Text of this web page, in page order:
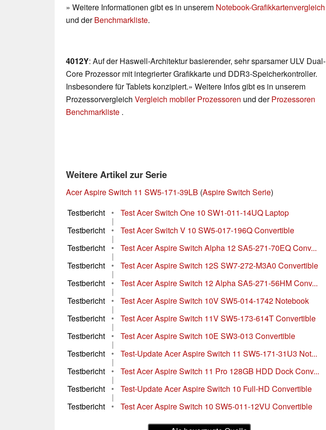
» Weitere Informationen gibt es in unserem Notebook-Grafikkartenvergleich
und derBenchmarkliste.
4012Y: Auf der Haswell-Architektur basierender, sehr sparsamer ULV Dual-
Core Prozessor mit integrierter Grafikkarte und DDR3-Speicherkontroller.
Insbesondere für Tablets konzipiert.» Weitere Infos gibt es in unserem
Prozessorvergleich Vergleich mobiler Prozessoren und derProzessoren
Benchmarkliste .
Weitere Artikel zur Serie
Acer Aspire Switch 11 SW5-171-39LB (Aspire Switch Serie)
Testbericht
• Test Acer Switch One 10 SW1-011-14UQ Laptop
|
Testbericht
• Test Acer Switch V 10 SW5-017-196Q Convertible
|
Testbericht
• Test Acer Aspire Switch Alpha 12 SA5-271-70EQ Conv...
|
Testbericht
• Test Acer Aspire Switch 12S SW7-272-M3A0 Convertible
|
Testbericht
• Test Acer Aspire Switch 12 Alpha SA5-271-56HM Conv...
|
Testbericht
• Test Acer Aspire Switch 10V SW5-014-1742 Notebook
|
Testbericht
• Test Acer Aspire Switch 11V SW5-173-614T Convertible
|
Testbericht
• Test Acer Aspire Switch 10E SW3-013 Convertible
|
Testbericht
• Test-Update Acer Aspire Switch 11 SW5-171-31U3 Not...
|
Testbericht
• Test Acer Aspire Switch 11 Pro 128GB HDD Dock Conv...
|
Testbericht
• Test-Update Acer Aspire Switch 10 Full-HD Convertible
|
Testbericht
• Test Acer Aspire Switch 10 SW5-011-12VU Convertible